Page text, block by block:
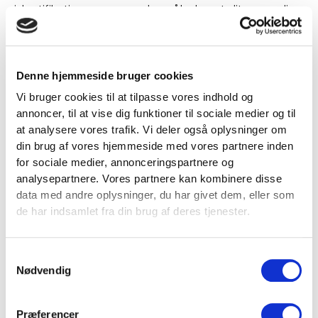
Denne hjemmeside bruger cookies
Vi bruger cookies til at tilpasse vores indhold og
annoncer, til at vise dig funktioner til sociale medier og til
at analysere vores trafik. Vi deler også oplysninger om
din brug af vores hjemmeside med vores partnere inden
for sociale medier, annonceringspartnere og
analysepartnere. Vores partnere kan kombinere disse
data med andre oplysninger, du har givet dem, eller som
de har indsamlet fra din brug af deres tjenester.
Nødvendig
Præferencer
identifikationsnummer, dvs. således at dit navn, din
IP-adresse eller lignende data, som kunne muliggøre
en direkte tilordning til dig ikke foretages.
RETARGETING
Fitness360.dk bruger retargeting. Retargeting
teknologien bruges til at udforme internettilbud og
annoncer, så det er mere interessant for dig.
Retargeting muliggør en mere brugertilpasset,
interesserelateret annoncering. Visningen af disse
annoncer kan f.eks. finde sted på vores partners
sider, og dette sker på basis af en cookie-teknologi
annonceringer sker fuldkommen i pseudonym form,